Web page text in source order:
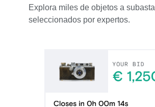
Explora miles de objetos a subasta
seleccionados por expertos.